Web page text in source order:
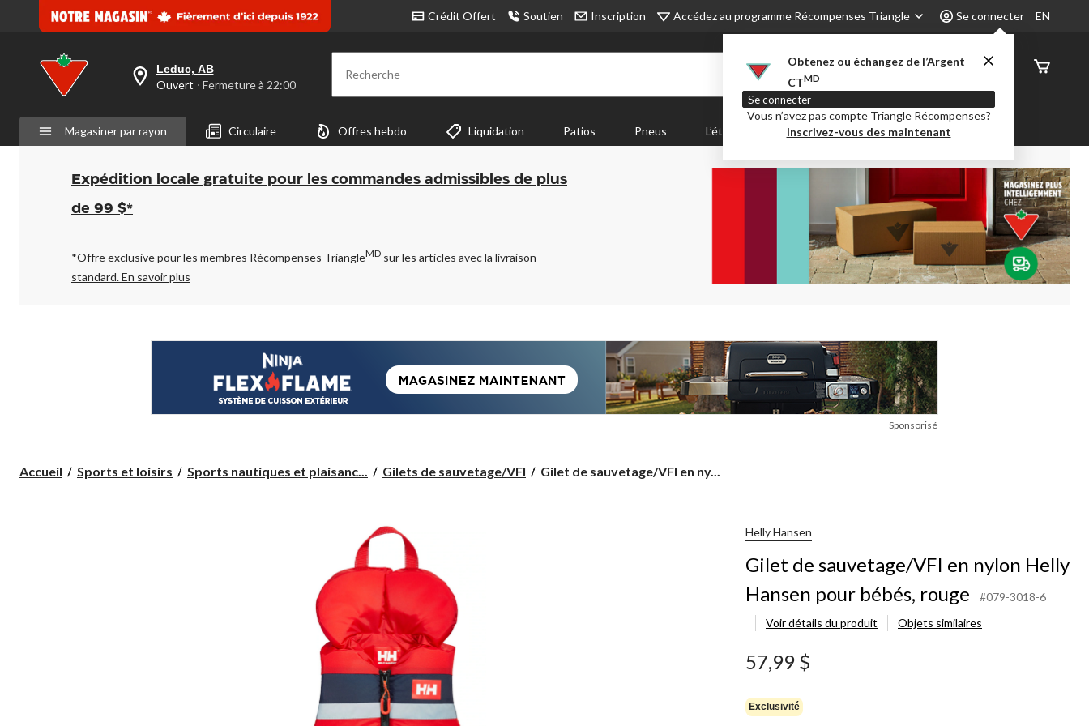
Crédit Offert Soutien Inscription Accédez au programme Récompenses Triangle Se connecter
Obtenez ou échangez de l’Argent
CTMD
Se connecter
Vous n’avez pas compte Triangle Récompenses?
Inscrivez-vous des maintenant
EN
votre
est
Leduc,
AB,
Ouvert,
Fermeture
à
pour
changer
Leduc, AB
Ouvert ⋅ Fermeture à 22:00 Recherche
État de
Magasiner par rayon Circulaire Offres hebdo Liquidation Patios Pneus L’été Party City Centre-auto
Expédition locale gratuite pour les commandes admissibles de plus
de 99 $*
*Offre exclusive pour les membres Récompenses TriangleMD sur les articles avec la livraison
standard.En savoir plus
Sponsorisé
Accueil Sports et loisirs Sports nautiques et plaisanc... Gilets de sauvetage/VFI
Gilet
Gilet de sauvetage/VFI en ny...
Helly Hansen
Gilet de sauvetage/VFI en nylon Helly
Hansen pour bébés, rouge
#079-3018-6
Voir détails du produit
Objets similaires
57,99 $
Exclusivité